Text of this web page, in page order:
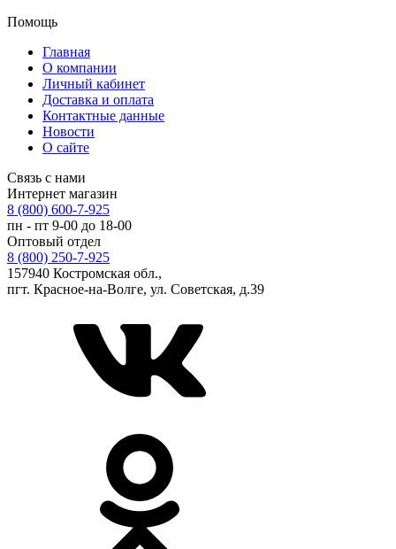
Помощь
Главная
О компании
Личный кабинет
Доставка и оплата
Контактные данные
Новости
О сайте
Связь с нами
Интернет магазин
8 (800) 600-7-925
пн - пт 9-00 до 18-00
Оптовый отдел
8 (800) 250-7-925
157940 Костромская обл.,
пгт. Красное-на-Волге, ул. Советская, д.39